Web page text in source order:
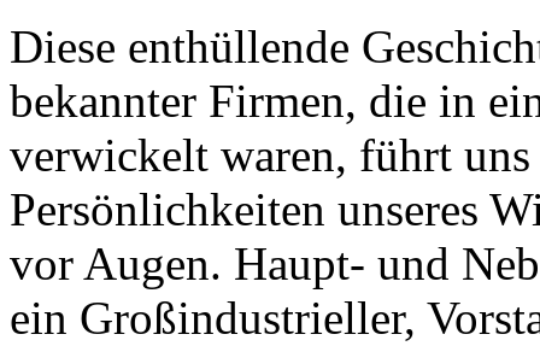
Diese enthüllende
bekannter Firmen, die in
verwickelt waren, führt
Persönlichkeiten unseres
vor Augen. Haupt- und
ein Großindustrieller,